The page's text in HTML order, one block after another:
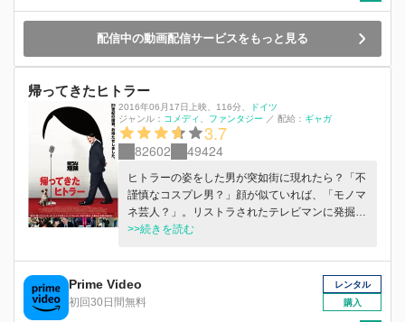
配信中の動画配信サービスをもっと見る
帰ってきたヒトラー
2016年06月17日上映 116分
ドイツ
ジャンル： コメディ ファンタジー ／ 配給： ギャガ
3.7
82602 49424
ヒトラーの姿をした男が突如街に現れたら？「不
謹慎なコスプレ男？」顔が似ていれば、「モノマ
ネ芸人？」。リストラされたテレビマンに発掘さ
れ、復帰の足がかりにテレビ出演させられた男
し、視聴者のドギモを抜く。自信に満ちた演説
は、かつてのヒトラーを模した完成度の高い芸と
認識され、過激な毒演は、ユーモラスで真理をつ
いていると話題になり、大衆の心を掴み始める。
>>続きを読む
Prime Video
初回30日間無料
レンタル
購入